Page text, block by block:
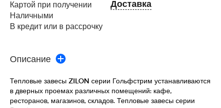
Картой при получении
Наличными
В кредит или в рассрочку
Доставка
Описание
Тепловые завесы ZILON серии Гольфстрим устанавливаются
в дверных проемах различных помещений: кафе,
ресторанов, магазинов, складов. Тепловые завесы серии